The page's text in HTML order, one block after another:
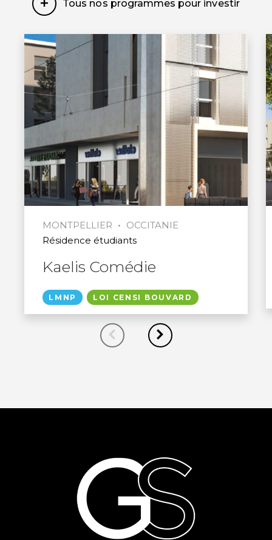
Montpellier.Tous nos programmes pour investir
MONTPELLIER • OCCITANIE
Résidence étudiants
Kaelis Comédie
LMNP LOI CENSI BOUVARD